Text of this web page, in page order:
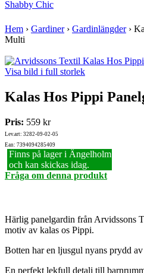
Shabby Chic
Hem › Gardiner› Gardinlängder›
Multi
Visa bild i full storlek
Kalas Hos Pippi
Pris: 559 kr
Lev.art: 3282-09-02-05
Ean: 7394094285409
Finns på lager i Ängelholm
och kan skickas idag.
Fråga om denna produkt
Härlig panelgardin från Arvidssons
motiv av kalas os Pippi.
Botten har en ljusgul nyans prydd
En perfekt lekfull detalj till